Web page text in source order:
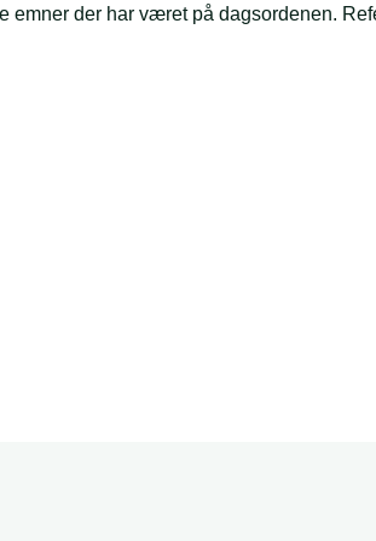
emner der har været på dagsordenen.